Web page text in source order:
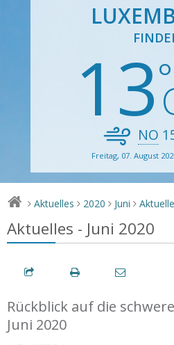
13
NO
Freitag, 07. August
> Aktuelles > 2020 > Juni >
Aktuelles - Juni 2020
Rückblick auf die
Juni 2020